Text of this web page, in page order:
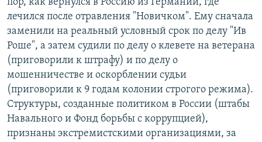
пор, как вернулся в Россию из Германии, где
лечился после отравления "Новичком". Ему сначала
заменили на реальный условный срок по делу "Ив
Роше", а затем судили по делу о клевете на ветерана
(приговорили к штрафу) и по делу о
мошенничестве и оскорблении судьи
(приговорили к 9 годам колонии строгого режима).
Структуры, созданные политиком в России (штабы
Навального и Фонд борьбы с коррупцией),
признаны экстремистскими организациями, за